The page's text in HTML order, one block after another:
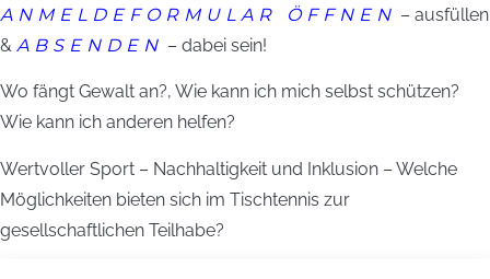
ANMELDEFORMULAR ÖFFNEN – ausfüllen
& ABSENDEN – dabei sein!
Wo fängt Gewalt an?, Wie kann ich mich selbst schützen?
Wie kann ich anderen helfen?
Wertvoller Sport – Nachhaltigkeit und Inklusion – Welche
Möglichkeiten bieten sich im Tischtennis zur
gesellschaftlichen Teilhabe?